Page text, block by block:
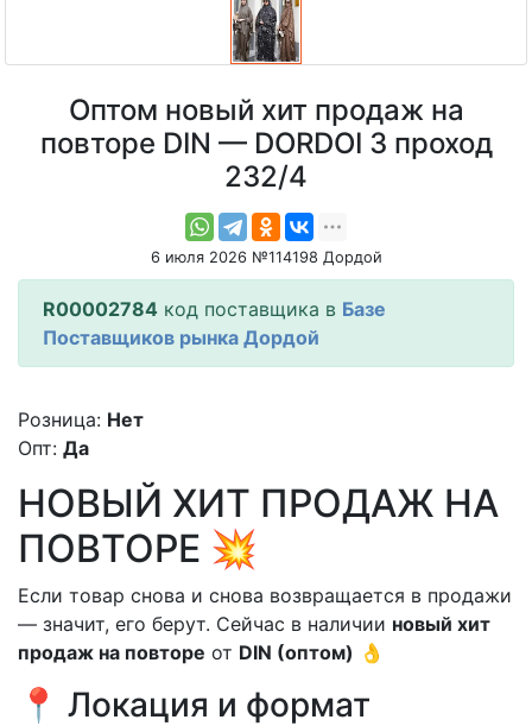
Оптом новый хит продаж на
повторе DIN — DORDOI 3 проход
232/4
6 июля 2026 №114198 Дордой
R00002784 код поставщика в Базе
Поставщиков рынка Дордой
Розница: Нет
Опт: Да
НОВЫЙ ХИТ ПРОДАЖ НА
ПОВТОРЕ 💥
Если товар снова и снова возвращается в продажи
— значит, его берут. Сейчас в наличии новый хит
продаж на повторе от DIN (оптом) 👌
📍 Локация и формат